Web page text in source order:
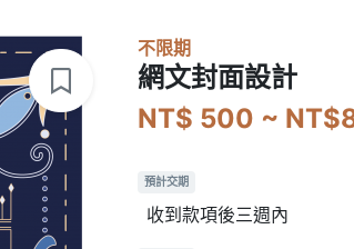
不限期
網文封面設計
NT$ 500 ~
預計交期
收到款項後三週內